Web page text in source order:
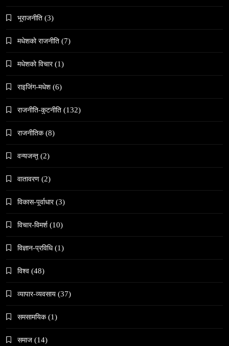
हुम्लामा चैतलो पर्वको रौनक, सांस्कृतिक कार्यक्रम सम्पन्न
काठमाडौँमा चिरोत्थानसँगै होली पर्व शुभारम्भ
भूराजनीति (3)
मधेशकाे राजनीति (7)
मधेशकाे विचार (1)
राइजिंग-मधेश (6)
राजनीति-कुटनीति (132)
राजनीतिक (8)
वन्यजन्तु (2)
वातावरण (2)
विकास-पूर्वाधार (3)
विचार-विमर्श (10)
विज्ञान-प्रविधि (1)
विश्व (48)
व्यापार-व्यवसाय (37)
समसामयिक (1)
समाज (14)